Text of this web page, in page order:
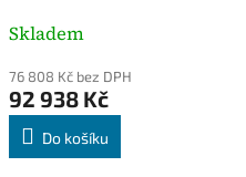
Skladem
76 808 Kč bez DPH
92 938 Kč
Do košíku